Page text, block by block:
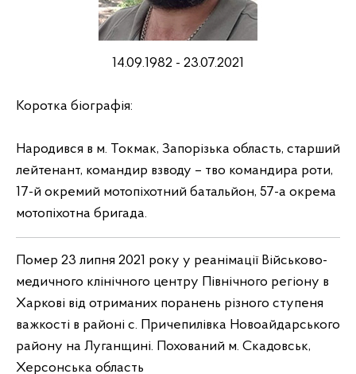
14.09.1982 - 23.07.2021
Коротка біографія:
Народився в м. Токмак, Запорізька область, старший
лейтенант, командир взводу – тво командира роти,
17-й окремий мотопіхотний батальйон, 57-а окрема
мотопіхотна бригада.
Помер 23 липня 2021 року у реанімації Військово-
медичного клінічного центру Північного регіону в
Харкові від отриманих поранень різного ступеня
важкості в районі с. Причепилівка Новоайдарського
району на Луганщині. Похований м. Скадовськ,
Херсонська область